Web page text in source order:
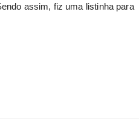
assim, fiz uma listinha para